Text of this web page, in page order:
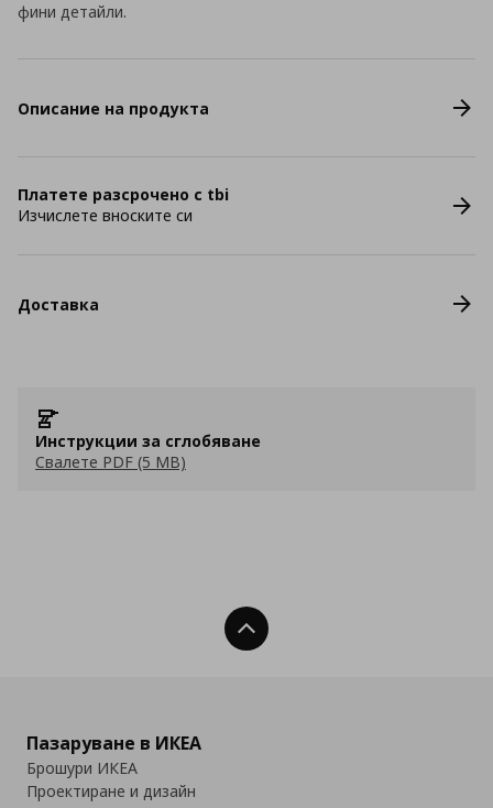
фини детайли.
Описание на продукта
Платете разсрочено с tbi
Изчислете вноските си
Доставка
Инструкции за сглобяване
Свалете PDF (5 MB)
Нагоре
Пазаруване в ИКЕА
Брошури ИКЕА
Проектиране и дизайн